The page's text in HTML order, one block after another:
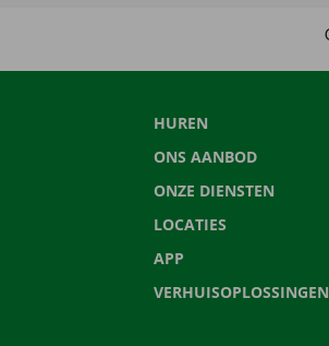
HUREN
ONS AANBOD
ONZE DIENSTEN
LOCATIES
APP
VERHUISOPLOSSINGEN